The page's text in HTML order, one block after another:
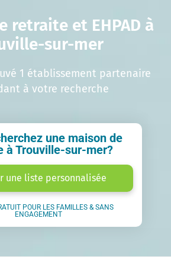
retraite et EHPAD à
sur-mer
1 établissement partenaire
à votre recherche
une maison de
à Trouville-sur-mer?
une liste personnalisée
POUR LES FAMILLES & SANS
ENGAGEMENT